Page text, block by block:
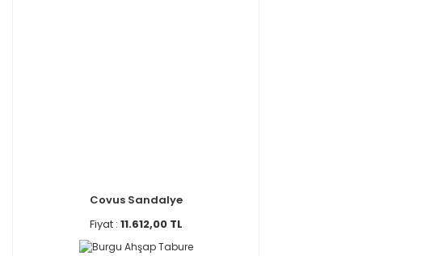
Covus Sandalye
Fiyat : 11.612,00 TL